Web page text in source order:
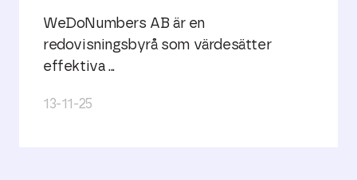
WeDoNumbers AB är en
redovisningsbyrå som värdesätter
effektiva ...
13-11-25